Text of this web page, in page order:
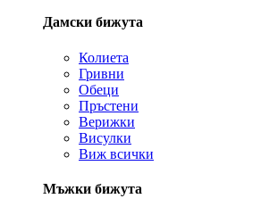
Дамски бижута
Колиета
Гривни
Обеци
Пръстени
Верижки
Висулки
Виж всички
Мъжки бижута